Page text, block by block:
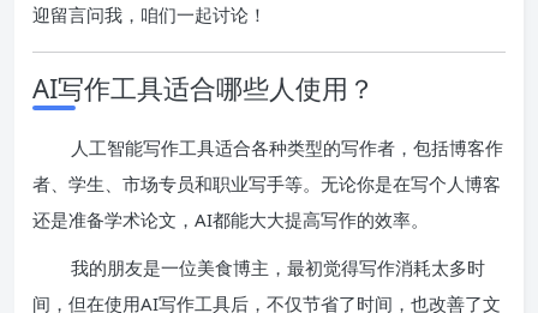
迎留言问我，咱们一起讨论！
AI写作工具适合哪些人使用？
人工智能写作工具适合各种类型的写作者，包括博客作
者、学生、市场专员和职业写手等。无论你是在写个人博客
还是准备学术论文，AI都能大大提高写作的效率。
我的朋友是一位美食博主，最初觉得写作消耗太多时
间，但在使用AI写作工具后，不仅节省了时间，也改善了文